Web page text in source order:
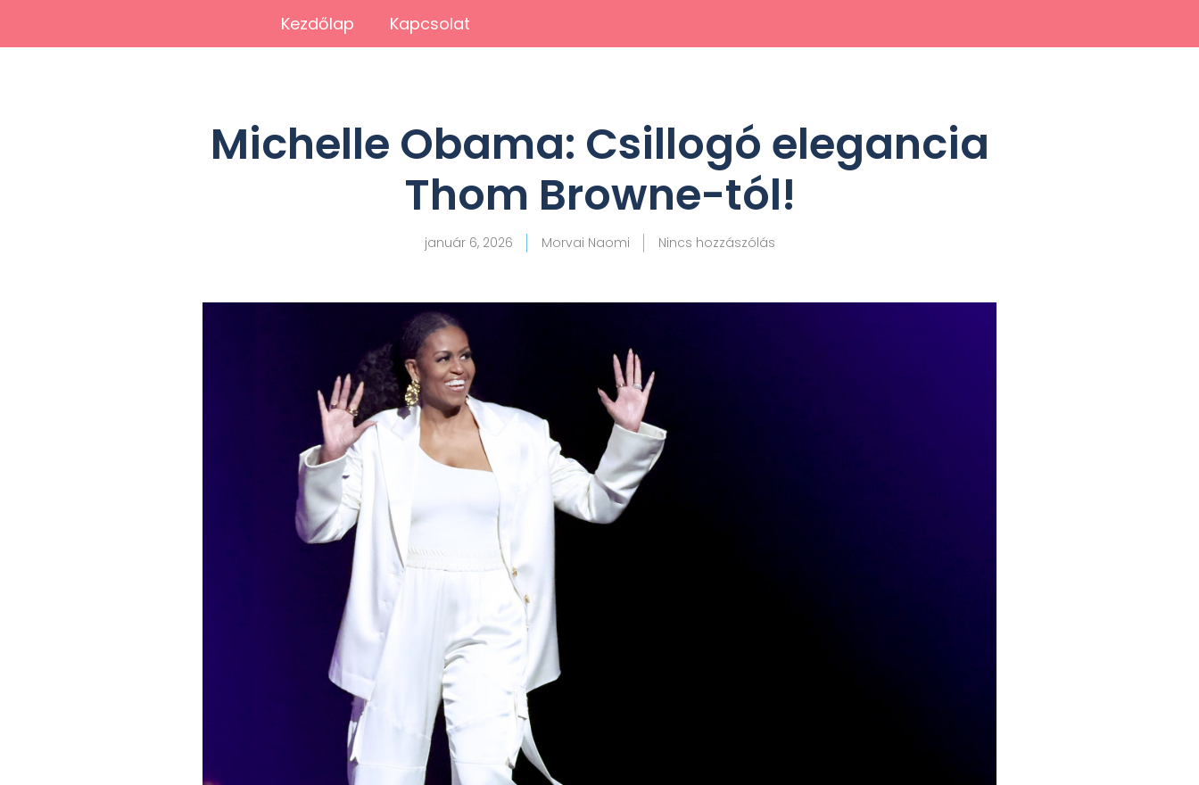
Kezdőlap Kapcsolat
Michelle Obama: Csillogó elegancia
Thom Browne-tól!
január 6, 2026 Morvai Naomi Nincs hozzászólás